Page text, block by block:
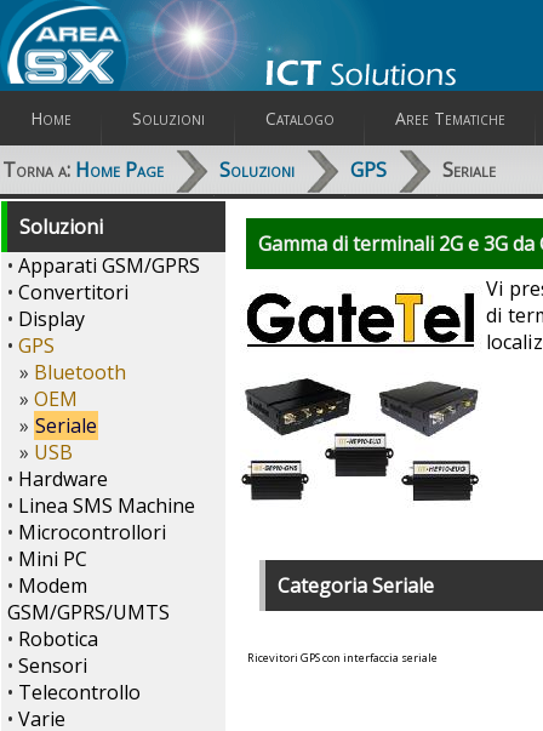
Home Soluzioni Catalogo Aree Tematiche
Torna a: Home Page Soluzioni GPS Seriale
Soluzioni
• Apparati GSM/GPRS
• Convertitori
• Display
• GPS
» Bluetooth
» OEM
» Seriale
» USB
• Hardware
• Linea SMS Machine
• Microcontrollori
• Mini PC
• Modem
GSM/GPRS/UMTS
• Robotica
• Sensori
• Telecontrollo
• Varie
Gamma di terminali 2G e 3G da
Vi
di
Categoria Seriale
Ricevitori GPS con interfaccia seriale